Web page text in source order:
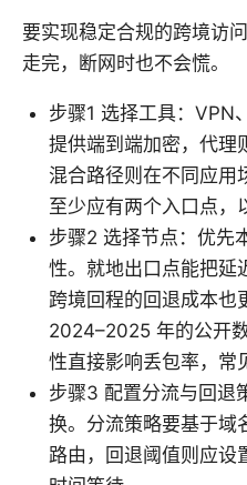
要实现稳定合规的跨境访
走完，断网时也不会慌。
步骤1 选择工具：VPN
提供端到端加密，代理
混合路径则在不同应用
至少应有两个入口点，
步骤2 选择节点：优先
性。就地出口点能把延
跨境回程的回退成本也
2024–2025 年的公开
性直接影响丢包率，常
步骤3 配置分流与回退
换。分流策略要基于域
路由，回退阈值则应设